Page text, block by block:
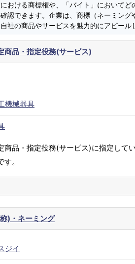
における商標権や、「バイト」において
認できます。企業は、商標（ネーミン
社の商品やサービスを魅力的にアピール
商品・指定役務(サービス)
機械器具
商品・指定役務(サービス)に指定して
。
)・ネーミング
ジイ